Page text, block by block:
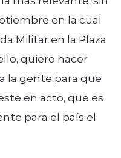
en la cual
Militar en la Plaza
quiero hacer
la gente para que
en acto, que es
para el país el